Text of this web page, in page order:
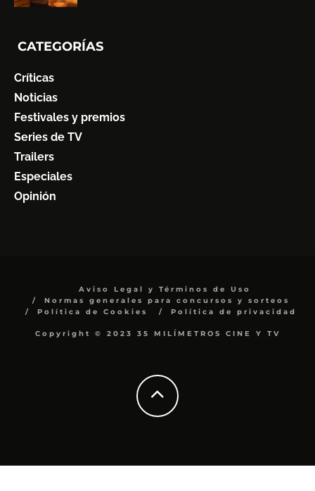
CATEGORÍAS
Críticas
Noticias
Festivales y premios
Series de TV
Trailers
Especiales
Opinión
Aviso Legal y Términos de Uso
Normas generales para concursos y sorteos
Política de Cookies
Política de privacidad
Copyright © 2023 35 MILÍMETROS CINE Y TV